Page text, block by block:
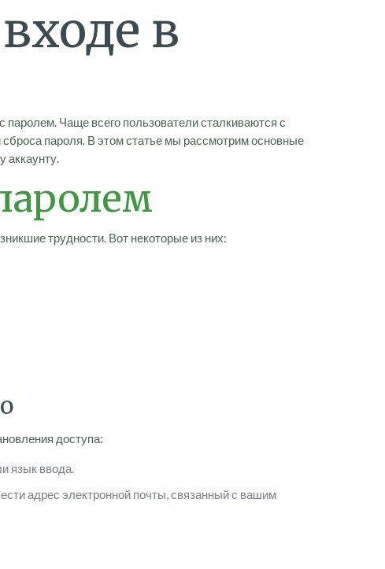
в
Чаще всего пользователи сталкиваются с
пароля. В этом статье мы рассмотрим основные
аккаунту.
трудности. Вот некоторые из них:
доступа:
язык ввода.
адрес электронной почты, связанный с вашим